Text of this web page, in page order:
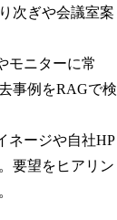
次ぎや会議室案
モニターに常
事例をRAGで検
ネージや自社HP
要望をヒアリン